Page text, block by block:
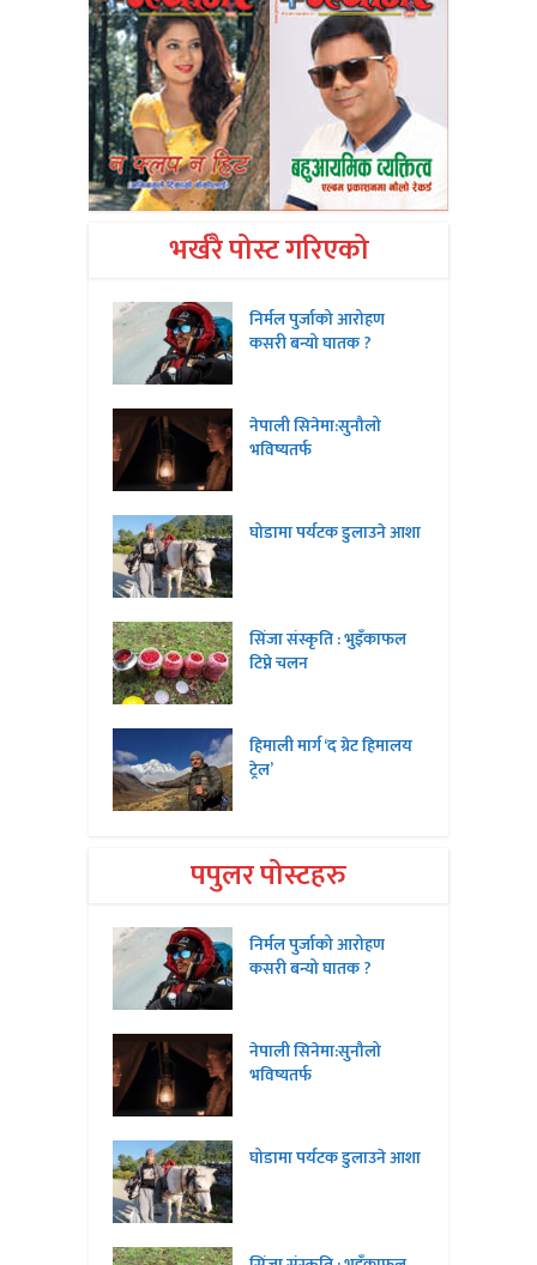
भर्खरै पोस्ट गरिएको
निर्मल पुर्जाको आरोहण
कसरी बन्यो घातक ?
नेपाली सिनेमा:सुनौलो
भविष्यतर्फ
घोडामा पर्यटक डुलाउने आशा
सिंजा संस्कृति : भुइँकाफल
टिप्ने चलन
हिमाली मार्ग ‘द ग्रेट हिमालय
ट्रेल’
पपुलर पोस्टहरु
निर्मल पुर्जाको आरोहण
कसरी बन्यो घातक ?
नेपाली सिनेमा:सुनौलो
भविष्यतर्फ
घोडामा पर्यटक डुलाउने आशा